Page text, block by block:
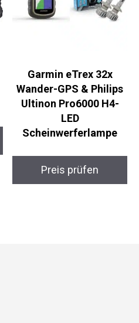
Garmin eTrex 32x
Wander-GPS & Philips
Ultinon Pro6000 H4-
LED
Preis prüfen